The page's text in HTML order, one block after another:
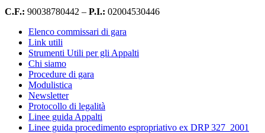
C.F.: 90038780442 – P.I.: 02004530446
Elenco commissari di gara
Link utili
Strumenti Utili per gli Appalti
Chi siamo
Procedure di gara
Modulistica
Newsletter
Protocollo di legalità
Linee guida Appalti
Linee guida procedimento espropriativo ex DRP 327_2001